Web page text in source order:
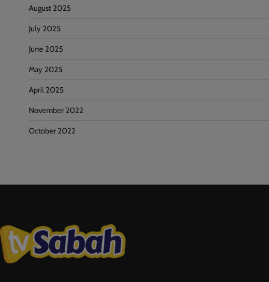
August 2025
July 2025
June 2025
May 2025
April 2025
November 2022
October 2022